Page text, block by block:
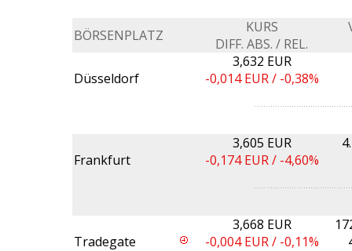
BÖRSENPLATZ
KURS
DIFF. ABS. / REL.
Düsseldorf
3,632 EUR
-0,014EUR / -0,38%
Frankfurt
3,605 EUR
-0,174EUR / -4,60%
Tradegate
3,668 EUR
-0,004EUR / -0,11%